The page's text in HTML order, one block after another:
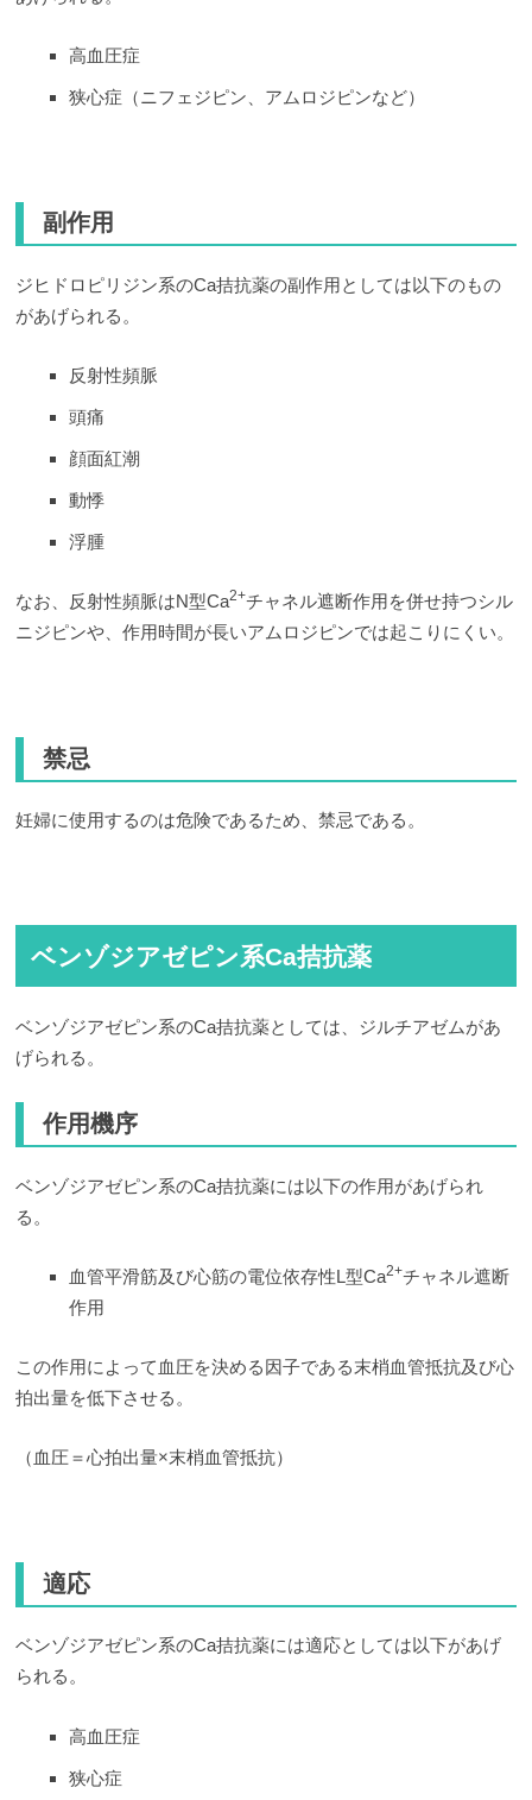
高血圧症
狭心症（ニフェジピン、アムロジピンなど）
副作用
ジヒドロピリジン系のCa拮抗薬の副作用としては以下のもの
があげられる。
反射性頻脈
頭痛
顔面紅潮
動悸
浮腫
なお、反射性頻脈はN型Ca2+チャネル遮断作用を併せ持つシル
ニジピンや、作用時間が長いアムロジピンでは起こりにくい。
禁忌
妊婦に使用するのは危険であるため、禁忌である。
ベンゾジアゼピン系Ca拮抗薬
ベンゾジアゼピン系のCa拮抗薬としては、ジルチアゼムがあ
げられる。
作用機序
ベンゾジアゼピン系のCa拮抗薬には以下の作用があげられ
る。
血管平滑筋及び心筋の電位依存性L型Ca2+チャネル遮断
作用
この作用によって血圧を決める因子である末梢血管抵抗及び心
拍出量を低下させる。
（血圧＝心拍出量×末梢血管抵抗）
適応
ベンゾジアゼピン系のCa拮抗薬には適応としては以下があげ
られる。
高血圧症
狭心症